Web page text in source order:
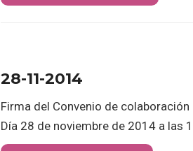
28-11-2014
Firma del Convenio de
Día 28 de noviembre de 2014 a las